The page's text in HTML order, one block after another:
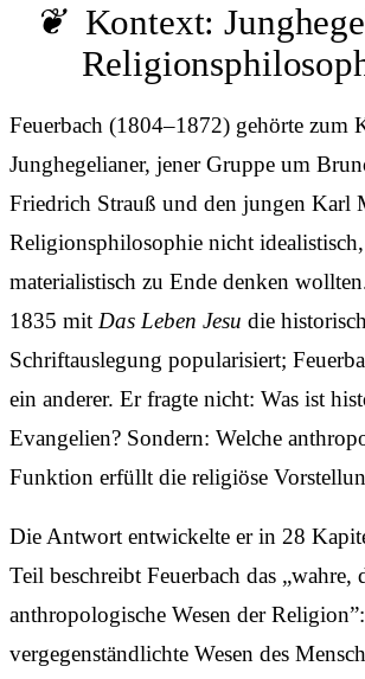
Kontext:
Feuerbach (1804–1872) gehörte zum
Junghegelianer, jener Gruppe um
Friedrich Strauß und den jungen Karl
Religionsphilosophie nicht
materialistisch zu Ende denken
1835 mit Das Leben Jesu die
Schriftauslegung popularisiert;
ein anderer. Er fragte nicht: Was ist
Evangelien? Sondern: Welche
Funktion erfüllt die religiöse
Die Antwort entwickelte er in 28
Teil beschreibt Feuerbach das „wahre,
anthropologische Wesen der
vergegenständlichte Wesen des